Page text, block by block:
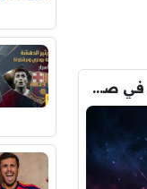
ضربة مزدوجة لبرشلونة وريال مدريد في صفقة رودري